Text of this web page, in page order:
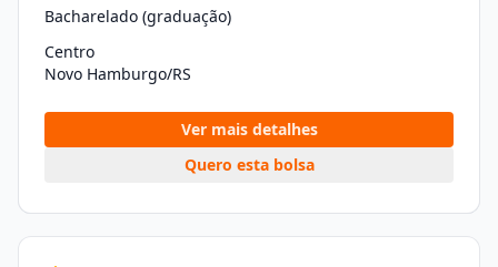
Bacharelado (graduação)
Centro
Novo Hamburgo/RS
Ver mais detalhes
Quero esta bolsa